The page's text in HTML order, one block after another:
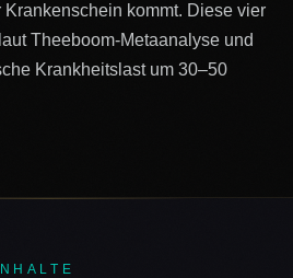
Krankenschein kommt. Diese vier
Theeboom-Metaanalyse und
Krankheitslast um 30–50